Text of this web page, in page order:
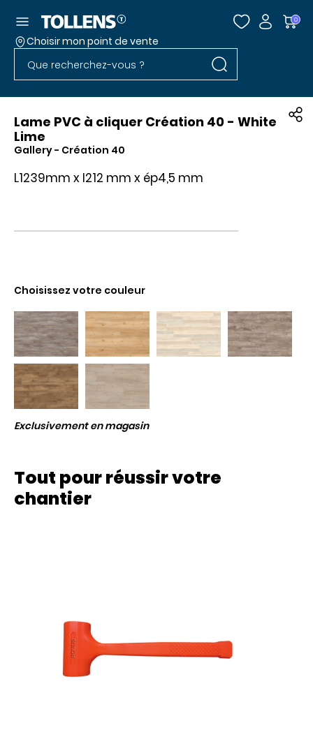
0
Passer la liste des magasins et aller au pied
Choisir mon point de vente
Rechercher dans le site Rechercher
Accéder au menu
Lame PVC à cliquer Création 40 - White
Lime
Gallery- Création 40
L1239mm x l212 mm x ép4,5 mm
Choisissez votre couleur
Exclusivement en magasin
Tout pour réussir votre
chantier